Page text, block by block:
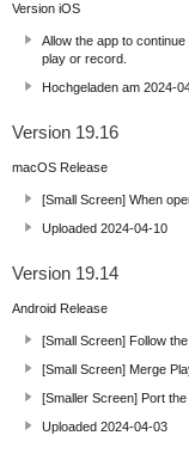
Version iOS
Allow the app to
play or record.
Hochgeladen am 2024-
Version 19.16
macOS Release
[Small Screen] When
Uploaded 2024-04-10
Version 19.14
Android Release
[Small Screen] Follow
[Small Screen] Merge
[Smaller Screen] Port
Uploaded 2024-04-03